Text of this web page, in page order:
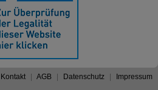
Kontakt AGB Datenschutz Impressum